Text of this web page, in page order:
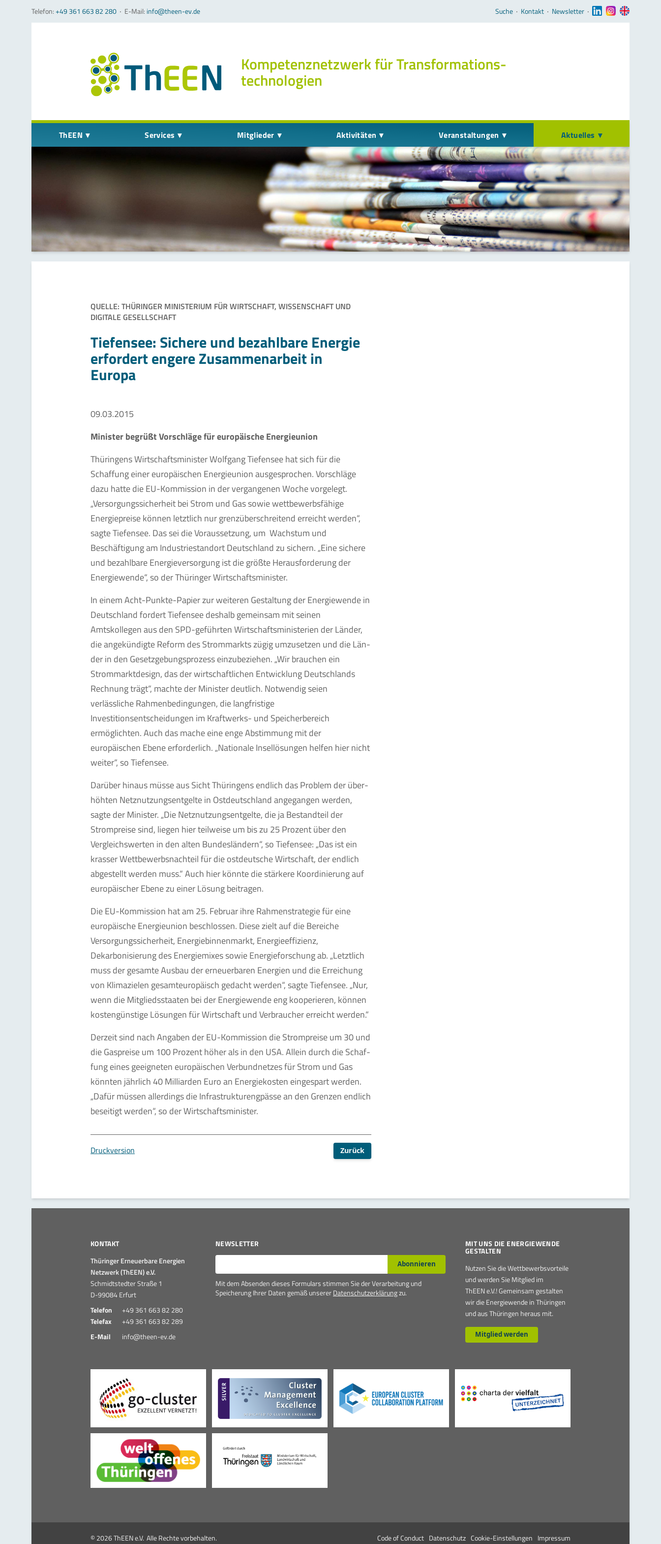
Telefon:+49 361 663 82 280 ‧ E-Mail: info@theen-ev.de Navigation überspringen
Suche ‧ Kontakt ‧ Newsletter ‧
Kompetenz­netzwerk für Transformations­
technologien
Navigation überspringen
ThEEN Services Mitglieder Aktivitäten Veranstaltungen Aktuelles
QUELLE: THÜRINGER MINISTERIUM FÜR WIRTSCHAFT, WISSENSCHAFT UND
DIGITALE GESELLSCHAFT
Tiefensee: Sichere und bezahlbare Energie
erfordert engere Zusammenarbeit in
Europa
09.03.2015
Minister begrüßt Vorschläge für europäische Energieunion
Thüringens Wirtschaftsminister Wolfgang Tiefensee hat sich für die
Schaffung einer europäischen Energieunion ausgesprochen. Vorschlä­ge
dazu hatte die EU-Kommission in der vergangenen Woche vorgelegt.
„Versorgungssicherheit bei Strom und Gas sowie wettbe­werbsfähige
Energiepreise können letztlich nur grenz­überschreitend erreicht wer­den“,
sagte Tiefensee. Das sei die Voraus­setzung, um Wachstum und
Beschäftigung am Industriestandort Deutschland zu sichern. „Eine sichere
und bezahlbare Energieversorgung ist die größte Herausforde­rung der
Energiewende“, so der Thüringer Wirtschaftsminister.
In einem Acht-Punkte-Papier zur weiteren Gestaltung der Energiewende in
Deutschland fordert Tiefensee deshalb gemeinsam mit sei­nen
Amtskollegen aus den SPD-geführten Wirtschaftsministerien der Länder,
die angekündigte Reform des Strommarkts zügig umzusetzen und die Län­
der in den Gesetzgebungsprozess einzubeziehen. „Wir brauchen ein
Strommarktdesign, das der wirtschaftlichen Entwicklung Deutschlands
Rechnung trägt“, machte der Minister deutlich. Notwendig seien
verlässliche Rah­menbedingungen, die langfristige
Investitionsentscheidungen im Kraftwerks- und Speicherbereich
ermöglichten. Auch das mache eine enge Abstimmung mit der
europäischen Ebene erforderlich. „Nationale Insellösungen helfen hier nicht
weiter“, so Tiefensee.
Darüber hinaus müsse aus Sicht Thüringens endlich das Problem der über­
höhten Netznutzungsentgelte in Ostdeutschland angegangen werden,
sagte der Minister. „Die Netznutzungsentgelte, die ja Bestandteil der
Strompreise sind, liegen hier teilweise um bis zu 25 Prozent über den
Vergleichswerten in den alten Bundesländern“, so Tiefensee: „Das ist ein
krasser Wettbewerbs­nachteil für die ostdeutsche Wirtschaft, der endlich
abgestellt werden muss.“ Auch hier könnte die stärkere Koordinierung auf
europäischer Ebene zu einer Lösung beitragen.
Die EU-Kommission hat am 25. Februar ihre Rahmenstrategie für eine
euro­päische Energieunion beschlossen. Diese zielt auf die Bereiche
Versorgungssicherheit, Energiebinnenmarkt, Energieeffizienz,
Dekarbonisierung des Energiemixes sowie Energieforschung ab. „Letztlich
muss der gesamte Ausbau der erneuerbaren Energien und die Erreichung
von Klimazielen gesamteuropäisch gedacht werden“, sagte Tiefensee. „Nur,
wenn die Mitglieds­staaten bei der Energiewende eng kooperieren, können
kostengünstige Lö­sungen für Wirtschaft und Verbraucher erreicht werden.“
Derzeit sind nach Angaben der EU-Kommission die Strompreise um 30 und
die Gaspreise um 100 Prozent höher als in den USA. Allein durch die Schaf­
fung eines geeigneten europäischen Verbund­netzes für Strom und Gas
könnten jährlich 40 Milliarden Euro an Energiekosten einge­spart werden.
„Dafür müssen allerdings die Infrastrukturengpässe an den Grenzen endlich
beseitigt werden“, so der Wirtschaftsminister.
Druckversion Zurück
KONTAKT
Thüringer Erneuerbare Energien
Netzwerk (ThEEN) e.V.
Schmidtstedter Straße 1
D-99084 Erfurt
Telefon
+49 361 663 82 280
Telefax
+49 361 663 82 289
E-Mail
info@theen-ev.de
NEWSLETTER
E-Mail* Abonnieren
Mit dem Absenden dieses Formulars stimmen Sie der Verarbeitung und
Speicherung Ihrer Daten gemäß unsererDatenschutzerklärungzu.
MIT UNS DIE ENERGIEWENDE
GESTALTEN
Nutzen Sie die Wettbewerbsvorteile
und werden Sie Mitglied im
ThEEN e.V.! Gemeinsam gestalten
wir die Energiewende in Thüringen
und aus Thüringen heraus mit.
Mitglied werden
© 2026 ThEEN e.V. Alle Rechte vorbehalten. Code of Conduct Datenschutz Cookie-Einstellungen Impressum